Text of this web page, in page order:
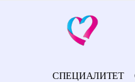
СПЕЦИАЛИТЕТ